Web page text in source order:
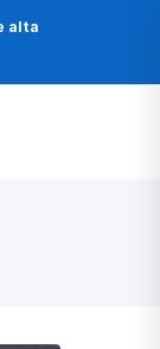
alta